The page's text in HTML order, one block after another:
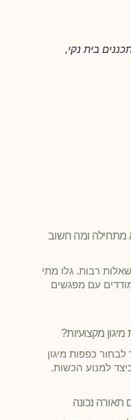
בית נקי,
מתחילה ומה חשוב
רבות. גלו מתי
עם מפגשים
מקצועיות?
כפפות מיגון
למנוע הכשות.
תאורה נכונה